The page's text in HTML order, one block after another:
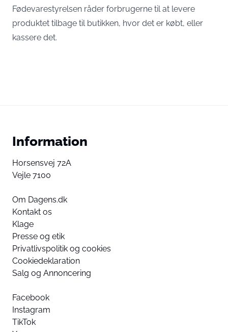
Fødevarestyrelsen råder forbrugerne til at levere
produktet tilbage til butikken, hvor det er købt, eller
kassere det.
Information
Horsensvej 72A
Vejle 7100
Om Dagens.dk
Kontakt os
Klage
Presse og etik
Privatlivspolitik og cookies
Cookiedeklaration
Salg og Annoncering
Facebook
Instagram
TikTok